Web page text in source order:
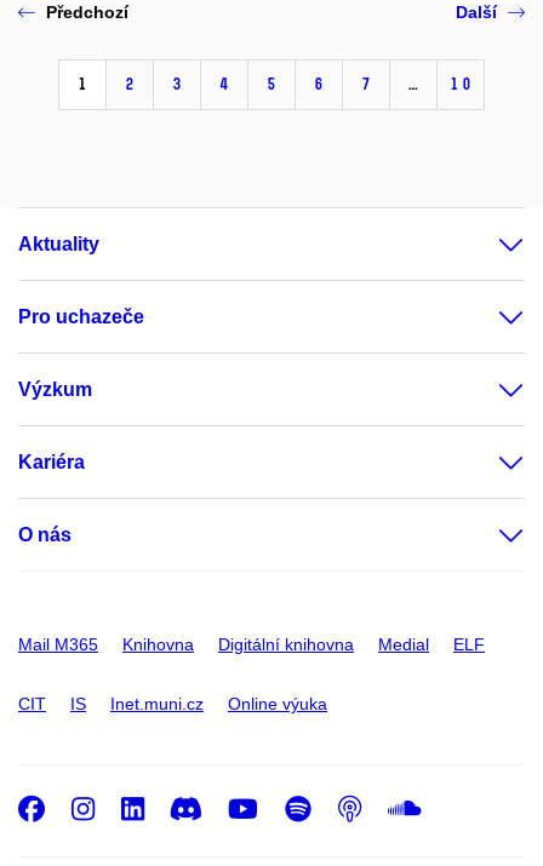
Předchozí
1 2 3 4 5 6 7 … 10
Další
Aktuality
Pro uchazeče
Výzkum
Kariéra
O nás
Mail M365 Knihovna Digitální knihovna Medial ELF
CIT IS Inet.muni.cz Online výuka
Facebook
Instagram
LinkedIn
DiscordYoutube
Spotify
Podcast